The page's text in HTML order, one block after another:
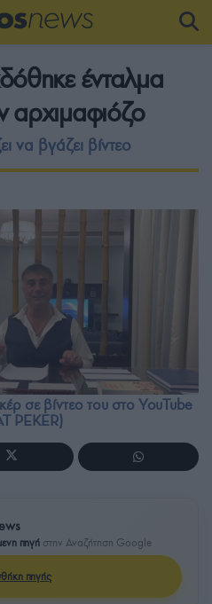
ένταλμα
αρχιμαφιόζο
να βγάζει βίντεο
σε βίντεο του στο YouTube
PEKER)
πηγή στην Αναζήτηση Google
πηγής